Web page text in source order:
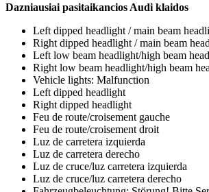
Dazniausiai pasitaikancios Audi klaidos
Left dipped headlight / main beam
Right dipped headlight / main beam
Left low beam headlight/high beam
Right low beam headlight/high beam
Vehicle lights: Malfunction
Left dipped headlight
Right dipped headlight
Feu de route/croisement gauche
Feu de route/croisement droit
Luz de carretera izquierda
Luz de carretera derecho
Luz de cruce/luz carretera izquierda
Luz de cruce/luz carretera derecho